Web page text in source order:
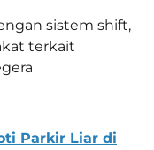
sistem shift,
terkait
Parkir Liar di